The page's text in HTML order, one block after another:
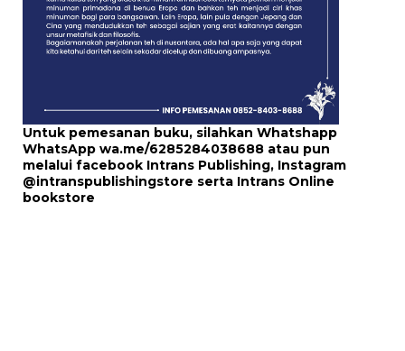
Untuk pemesanan buku, silahkan Whatshapp
WhatsApp wa.me/6285284038688 atau pun
melalui facebook Intrans Publishing, Instagram
@intranspublishingstore serta Intrans Online
bookstore